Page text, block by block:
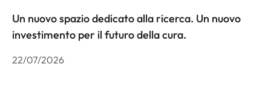
Un nuovo spazio dedicato alla ricerca. Un nuovo
investimento per il futuro della cura.
22/07/2026